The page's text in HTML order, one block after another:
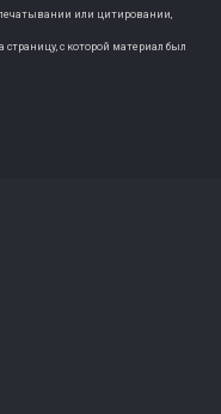
или цитировании,
с которой материал был